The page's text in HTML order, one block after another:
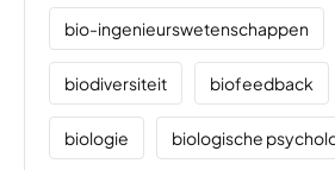
bio-ingenieurswetenschappen
biodiversiteit biofeedback
biologie biologische